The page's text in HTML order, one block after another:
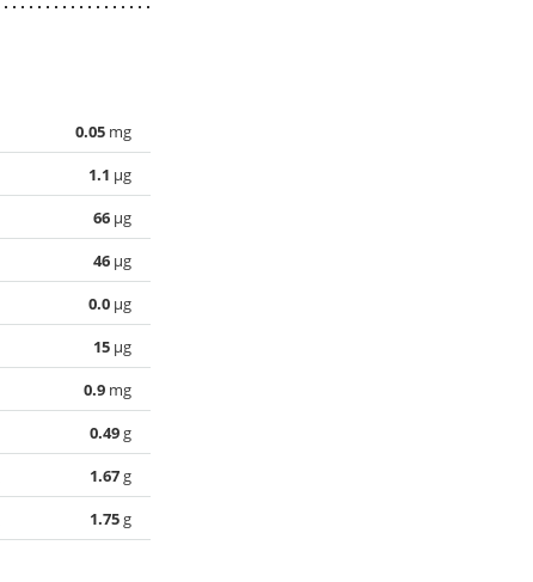
0.05 mg
1.1 µg
66 µg
46 µg
0.0 µg
15 µg
0.9 mg
0.49g
1.67g
1.75g